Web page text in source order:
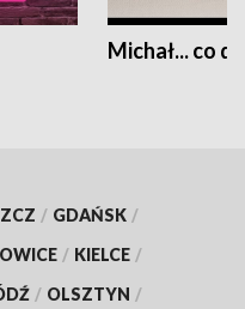
Michał... co
/ GDAŃSK /
/ KIELCE /
/ OLSZTYN /